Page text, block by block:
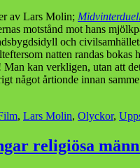
av Lars Molin;
motstånd mot hans
och
natten randas
kan verkligen, utan att
något årtionde innan
, Lars Molin, Olyckor,
religiösa